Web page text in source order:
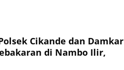
Cikande dan Damkar
di Nambo Ilir,